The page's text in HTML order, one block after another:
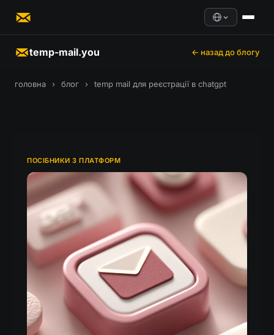
temp-mail.you ← назад до блогу
головна › блог › temp mail для реєстрації в chatgpt
ПОСІБНИКИ З ПЛАТФОРМ